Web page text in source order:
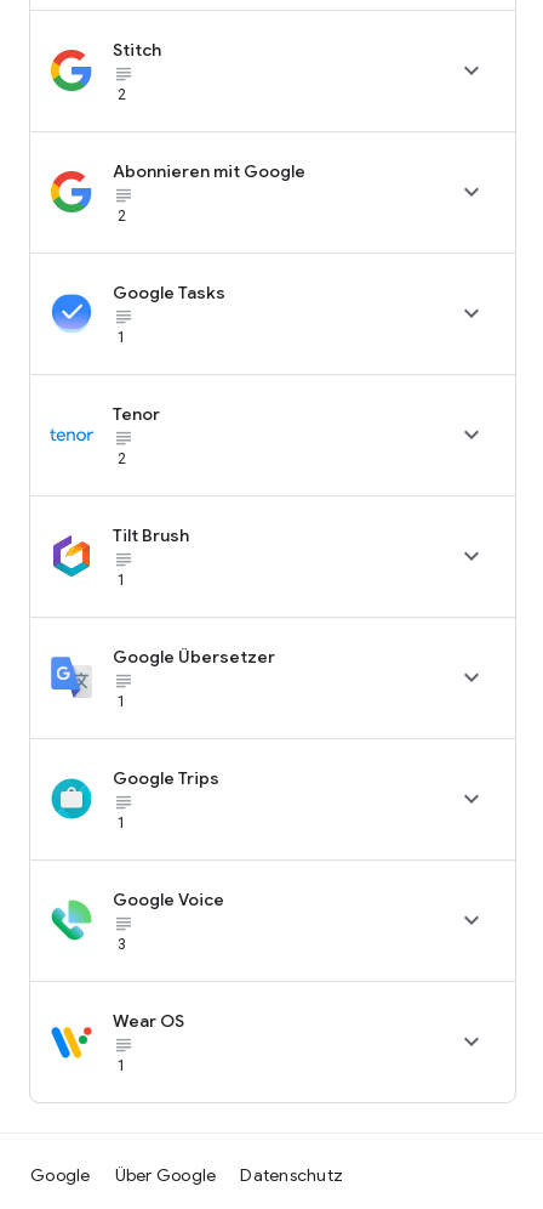
Stitch
subject_black
2

Abonnieren mit Google
subject_black
2

Google Tasks
subject_black
1

Tenor
subject_black
2

Tilt Brush
subject_black
1

Google Übersetzer
subject_black
1

Google Trips
subject_black
1

Google Voice
subject_black
3

Wear OS
subject_black
1

Google Über Google Datenschutz